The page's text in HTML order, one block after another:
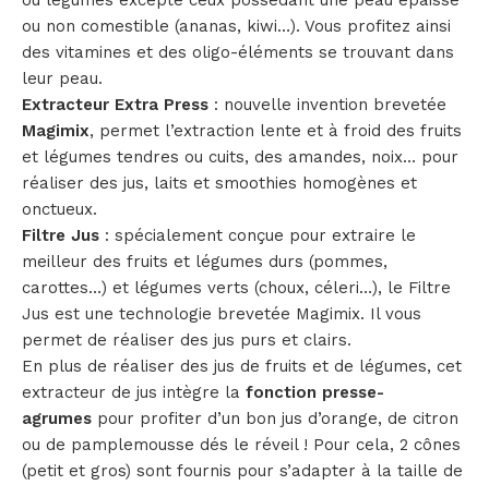
ou non comestible (ananas, kiwi…). Vous profitez ainsi
des vitamines et des oligo-éléments se trouvant dans
leur peau.
Extracteur Extra Press : nouvelle invention brevetée
Magimix, permet l’extraction lente et à froid des fruits
et légumes tendres ou cuits, des amandes, noix… pour
réaliser des jus, laits et smoothies homogènes et
onctueux.
Filtre Jus : spécialement conçue pour extraire le
meilleur des fruits et légumes durs (pommes,
carottes…) et légumes verts (choux, céleri…), le Filtre
Jus est une technologie brevetée Magimix. Il vous
permet de réaliser des jus purs et clairs.
En plus de réaliser des jus de fruits et de légumes, cet
extracteur de jus intègre la fonction presse-
agrumes pour profiter d’un bon jus d’orange, de citron
ou de pamplemousse dés le réveil ! Pour cela, 2 cônes
(petit et gros) sont fournis pour s’adapter à la taille de